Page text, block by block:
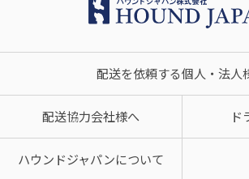
配送を依頼する個人・法人
配送協力会社様へ ド
ハウンドジャパンについて